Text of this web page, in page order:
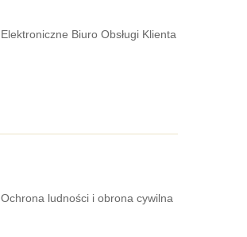
Elektroniczne Biuro Obsługi Klienta
Ochrona ludności i obrona cywilna